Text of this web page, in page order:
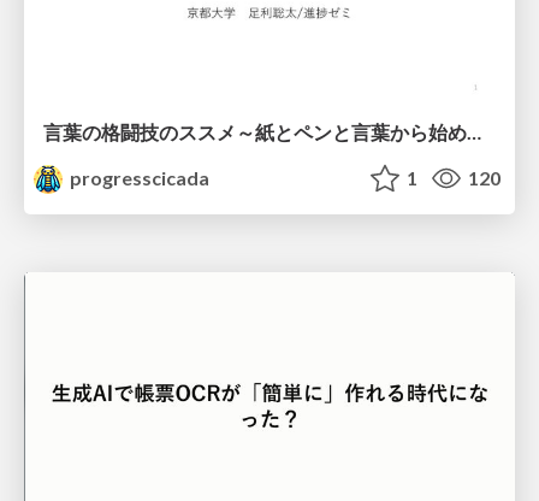
言葉の格闘技のススメ～紙とペンと言葉から始める、キャリアの描き方～
progresscicada
1 120